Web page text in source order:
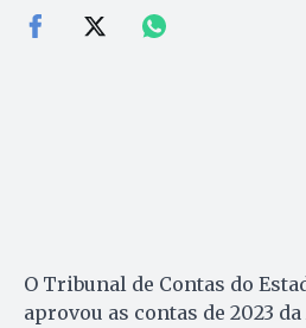
O Tribunal de Contas do
aprovou as contas de 2023